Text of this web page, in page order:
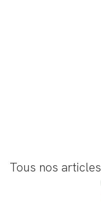
Tous nos articles